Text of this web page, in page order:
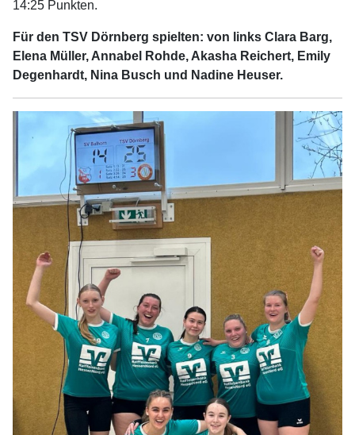
14:25 Punkten.
Für den TSV Dörnberg spielten: von links Clara Barg,
Elena Müller, Annabel Rohde, Akasha Reichert, Emily
Degenhardt, Nina Busch und Nadine Heuser.